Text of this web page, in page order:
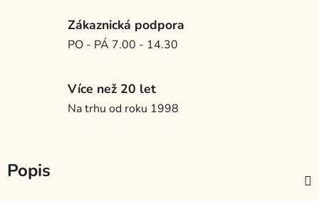
Zákaznická podpora
PO - PÁ 7.00 - 14.30
Více než 20 let
Na trhu od roku 1998
Popis